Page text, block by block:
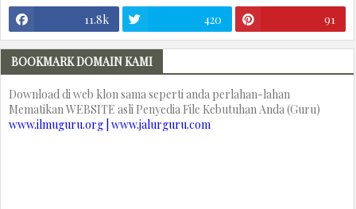
11.8k 420 91
BOOKMARK DOMAIN KAMI
Download di web klon sama seperti anda perlahan-lahan
Mematikan WEBSITE asli Penyedia File Kebutuhan Anda (Guru)
www.ilmuguru.org | www.jalurguru.com